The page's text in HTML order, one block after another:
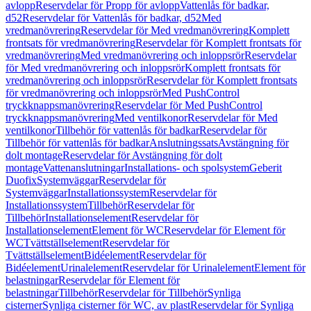
avloppReservdelar för Propp för avloppVattenlås för badkar,
d52Reservdelar för Vattenlås för badkar, d52Med
vredmanövreringReservdelar för Med vredmanövreringKomplett
frontsats för vredmanövreringReservdelar för Komplett frontsats för
vredmanövreringMed vredmanövrering och inloppsrörReservdelar
för Med vredmanövrering och inloppsrörKomplett frontsats för
vredmanövrering och inloppsrörReservdelar för Komplett frontsats
för vredmanövrering och inloppsrörMed PushControl
tryckknappsmanövreringReservdelar för Med PushControl
tryckknappsmanövreringMed ventilkonorReservdelar för Med
ventilkonorTillbehör för vattenlås för badkarReservdelar för
Tillbehör för vattenlås för badkarAnslutningssatsAvstängning för
dolt montageReservdelar för Avstängning för dolt
montageVattenanslutningarInstallations- och spolsystemGeberit
DuofixSystemväggarReservdelar för
SystemväggarInstallationssystemReservdelar för
InstallationssystemTillbehörReservdelar för
TillbehörInstallationselementReservdelar för
InstallationselementElement för WCReservdelar för Element för
WCTvättställselementReservdelar för
TvättställselementBidéelementReservdelar för
BidéelementUrinalelementReservdelar för UrinalelementElement för
belastningarReservdelar för Element för
belastningarTillbehörReservdelar för TillbehörSynliga
cisternerSynliga cisterner för WC, av plastReservdelar för Synliga